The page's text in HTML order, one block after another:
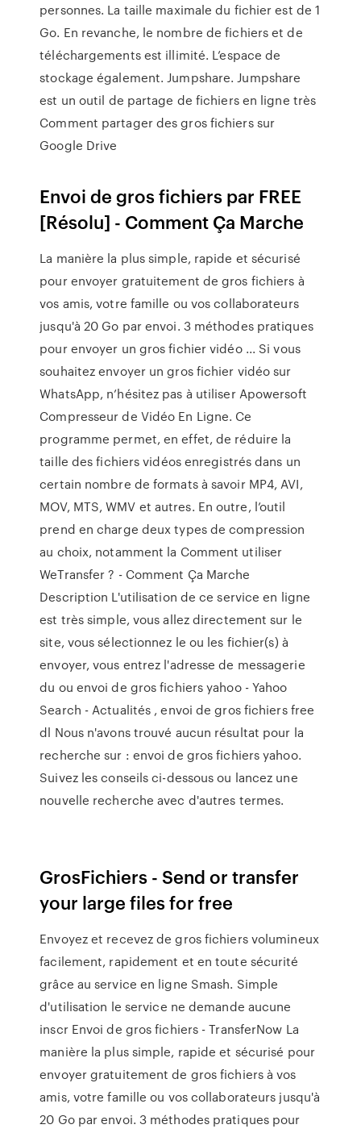
personnes. La taille maximale du fichier est de 1
Go. En revanche, le nombre de fichiers et de
téléchargements est illimité. L’espace de
stockage également. Jumpshare. Jumpshare
est un outil de partage de fichiers en ligne très
Comment partager des gros fichiers sur
Google Drive
Envoi de gros fichiers par FREE
[Résolu] - Comment Ça Marche
La manière la plus simple, rapide et sécurisé
pour envoyer gratuitement de gros fichiers à
vos amis, votre famille ou vos collaborateurs
jusqu'à 20 Go par envoi. 3 méthodes pratiques
pour envoyer un gros fichier vidéo ... Si vous
souhaitez envoyer un gros fichier vidéo sur
WhatsApp, n’hésitez pas à utiliser Apowersoft
Compresseur de Vidéo En Ligne. Ce
programme permet, en effet, de réduire la
taille des fichiers vidéos enregistrés dans un
certain nombre de formats à savoir MP4, AVI,
MOV, MTS, WMV et autres. En outre, l’outil
prend en charge deux types de compression
au choix, notamment la Comment utiliser
WeTransfer ? - Comment Ça Marche
Description L'utilisation de ce service en ligne
est très simple, vous allez directement sur le
site, vous sélectionnez le ou les fichier(s) à
envoyer, vous entrez l'adresse de messagerie
du ou envoi de gros fichiers yahoo - Yahoo
Search - Actualités , envoi de gros fichiers free
dl Nous n'avons trouvé aucun résultat pour la
recherche sur : envoi de gros fichiers yahoo.
Suivez les conseils ci-dessous ou lancez une
nouvelle recherche avec d'autres termes.
GrosFichiers - Send or transfer
your large files for free
Envoyez et recevez de gros fichiers volumineux
facilement, rapidement et en toute sécurité
grâce au service en ligne Smash. Simple
d'utilisation le service ne demande aucune
inscr Envoi de gros fichiers - TransferNow La
manière la plus simple, rapide et sécurisé pour
envoyer gratuitement de gros fichiers à vos
amis, votre famille ou vos collaborateurs jusqu'à
20 Go par envoi. 3 méthodes pratiques pour